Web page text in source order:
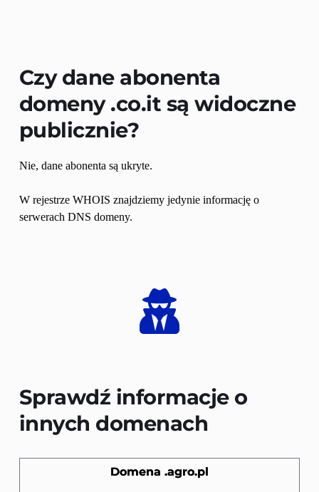
Czy dane abonenta
domeny .co.it są widoczne
publicznie?
Nie, dane abonenta są ukryte.
W rejestrze WHOIS znajdziemy jedynie informację o
serwerach DNS domeny.
Sprawdź informacje o
innych domenach
Domena .agro.pl